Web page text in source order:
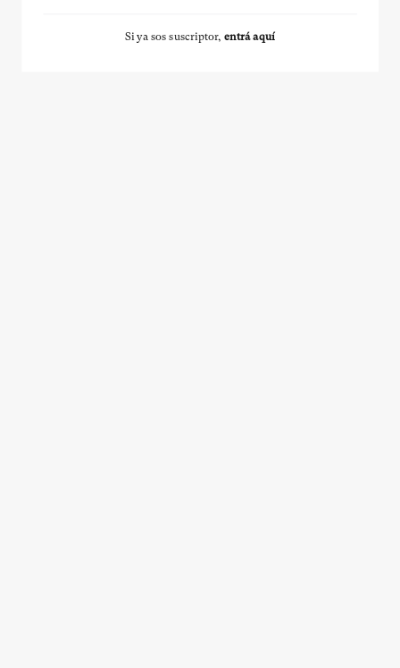
Si ya sos suscriptor, entrá aquí